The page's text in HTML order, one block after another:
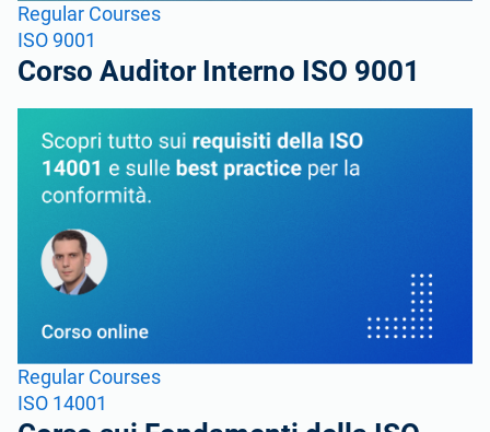
Regular Courses
ISO 9001
Corso Auditor Interno ISO 9001
Regular Courses
ISO 14001